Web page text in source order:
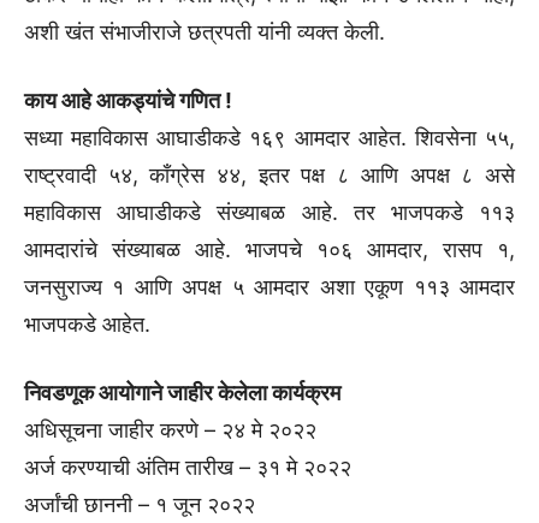
अशी खंत संभाजीराजे छत्रपती यांनी व्यक्त केली.
काय आहे आकड्यांचे गणित !
सध्या महाविकास आघाडीकडे १६९ आमदार आहेत. शिवसेना ५५,
राष्ट्रवादी ५४, काँग्रेस ४४, इतर पक्ष ८ आणि अपक्ष ८ असे
महाविकास आघाडीकडे संख्याबळ आहे. तर भाजपकडे ११३
आमदारांचे संख्याबळ आहे. भाजपचे १०६ आमदार, रासप १,
जनसुराज्य १ आणि अपक्ष ५ आमदार अशा एकूण ११३ आमदार
भाजपकडे आहेत.
निवडणूक आयोगाने जाहीर केलेला कार्यक्रम
अधिसूचना जाहीर करणे – २४ मे २०२२
अर्ज करण्याची अंतिम तारीख – ३१ मे २०२२
अर्जांची छाननी – १ जून २०२२